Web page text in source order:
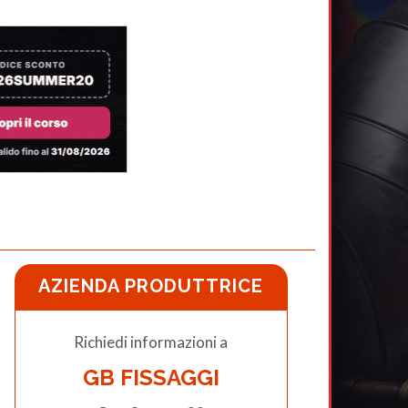
AZIENDA PRODUTTRICE
Richiedi informazioni a
GB FISSAGGI